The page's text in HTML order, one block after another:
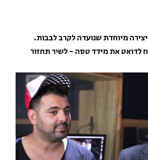
מיוחדת שנועדה לקרב לבבות.
לדואט את מידד טסה - לשיר תחזור